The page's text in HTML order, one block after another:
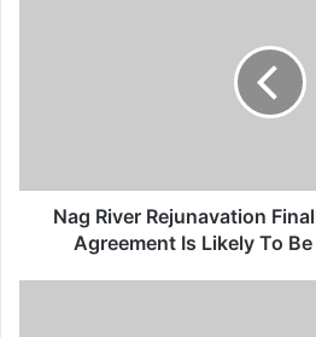
R
Nag River Rejunavation
Agreement Is Likely To